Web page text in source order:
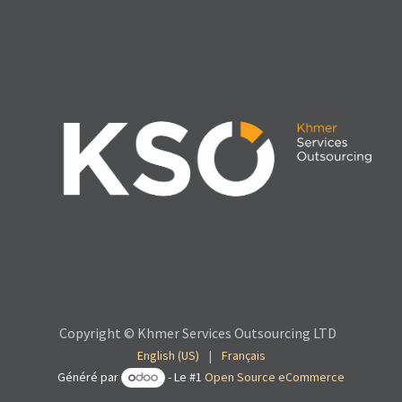
Copyright © Khmer Services Outsourcing LTD
English (US) |
Français
Généré par
- Le #1 Open Source eCommerce